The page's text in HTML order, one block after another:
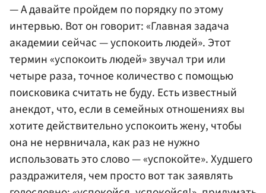
— А давайте пройдем по порядку по этому
интервью. Вот он говорит: «Главная задача
академии сейчас — успокоить людей». Этот
термин «успокоить людей» звучал три или
четыре раза, точное количество с помощью
поисковика считать не буду. Есть известный
анекдот, что, если в семейных отношениях вы
хотите действительно успокоить жену, чтобы
она не нервничала, как раз не нужно
использовать это слово — «успокойте». Худшего
раздражителя, чем просто вот так заявлять